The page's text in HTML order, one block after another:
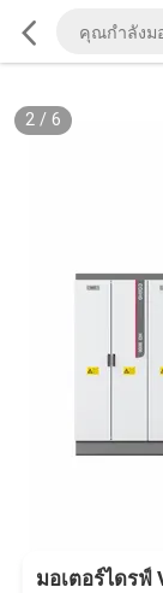
2/ 6
มอเตอร์ไดรฟ์